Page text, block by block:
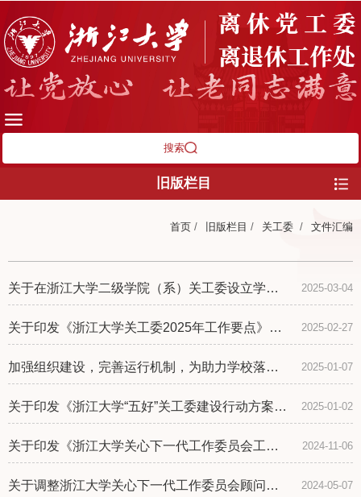
搜索
旧版栏目
首页 / 旧版栏目 / 关工委 / 文件汇编
关于在浙江大学二级学院（系）关工委设立学生
委员试点工作的通知
2025-03-04
关于印发《浙江大学关工委2025年工作要点》的
通知
2025-02-27
加强组织建设，完善运行机制，为助力学校落实
立德树人根本任务贡献更大“银发力量”——浙江大
学关工委2024年度工作汇报
2025-01-07
关于印发《浙江大学“五好”关工委建设行动方案》
的通知
2025-01-02
关于印发《浙江大学关心下一代工作委员会工作
规程》的通知
2024-11-06
关于调整浙江大学关心下一代工作委员会顾问和
2024-05-07